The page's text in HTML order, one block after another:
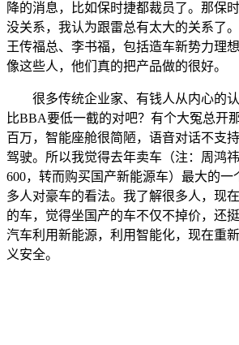
降的消息，比如保时捷都裁员了。那保
没关系，我认为跟雷总有太大的关系了
王传福总、李书福，包括造车新势力理
像这些人，他们真的把产品做的很好。
很多传统企业家、有钱人从内心的认
比BBA要低一截的对吧？有个大冤总开
百万，智能座舱很简陋，语音对话不支
驾驶。所以我觉得去年卖车（注：周鸿
600，转而购买国产新能源车）最大的一
多人对豪车的看法。我了解很多人，现
的车，觉得坐国产的车不仅不掉价，还
汽车利用新能源，利用智能化，现在重
义安全。